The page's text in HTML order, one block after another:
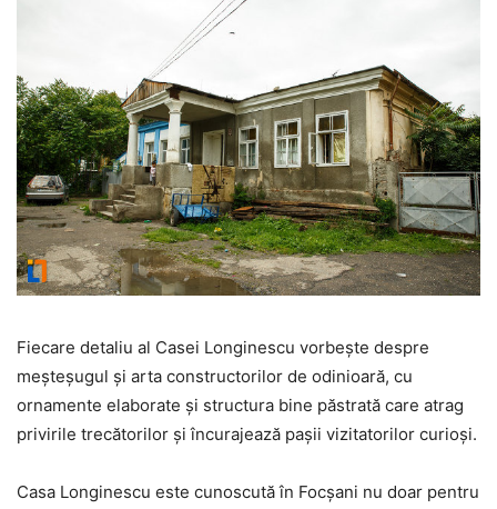
Fiecare detaliu al Casei Longinescu vorbește despre
meșteșugul și arta constructorilor de odinioară, cu
ornamente elaborate și structura bine păstrată care atrag
privirile trecătorilor și încurajează pașii vizitatorilor curioși.
Casa Longinescu este cunoscută în Focșani nu doar pentru